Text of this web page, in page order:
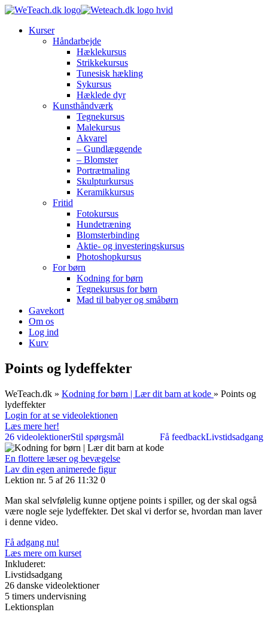
Kurser
Håndarbejde
Hæklekursus
Strikkekursus
Tunesisk hækling
Sykursus
Hæklede dyr
Kunsthåndværk
Tegnekursus
Malekursus
Akvarel
– Gundlæggende
– Blomster
Portrætmaling
Skulpturkursus
Keramikkursus
Fritid
Fotokursus
Hundetræning
Blomsterbinding
Aktie- og investeringskursus
Photoshopkursus
For børn
Kodning for børn
Tegnekursus for børn
Mad til babyer og småbørn
Gavekort
Om os
Log ind
Kurv
Points og lydeffekter
WeTeach.dk » Kodning for børn | Lær dit barn at kode » Points og
lydeffekter
Login for at se videolektionen
Læs mere her!
26 videolektioner
Livstidsadgang
Stil spørgsmål Få feedback
En flottere læser og bevægelse
Lav din egen animerede figur
Lektion nr. 5 af 26 11:32 0
Man skal selvfølelig kunne optjene points i spiller, og der skal også
være nogle seje lydeffekter. Det skal vi derfor se, hvordan man laver
i denne video.
Få adgang nu!
Læs mere om kurset
Inkluderet:
Livstidsadgang
26 danske videolektioner
5 timers undervisning
Lektionsplan